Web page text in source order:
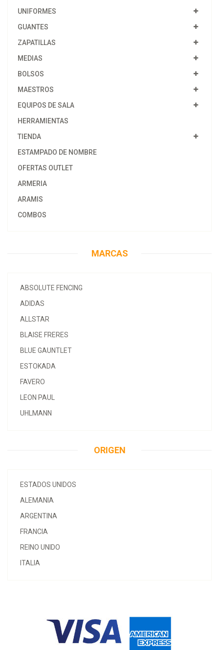
UNIFORMES
GUANTES
ZAPATILLAS
MEDIAS
BOLSOS
MAESTROS
EQUIPOS DE SALA
HERRAMIENTAS
TIENDA
ESTAMPADO DE NOMBRE
OFERTAS OUTLET
ARMERIA
ARAMIS
COMBOS
MARCAS
ABSOLUTE FENCING
ADIDAS
ALLSTAR
BLAISE FRERES
BLUE GAUNTLET
ESTOKADA
FAVERO
LEON PAUL
UHLMANN
ORIGEN
ESTADOS UNIDOS
ALEMANIA
ARGENTINA
FRANCIA
REINO UNIDO
ITALIA